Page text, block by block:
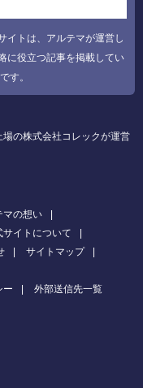
イトは、アルテマが運営し
に役立つ記事を掲載してい
す。
の株式会社コレックが運営
マの想い
イトについて
サイトマップ
ー 外部送信先一覧